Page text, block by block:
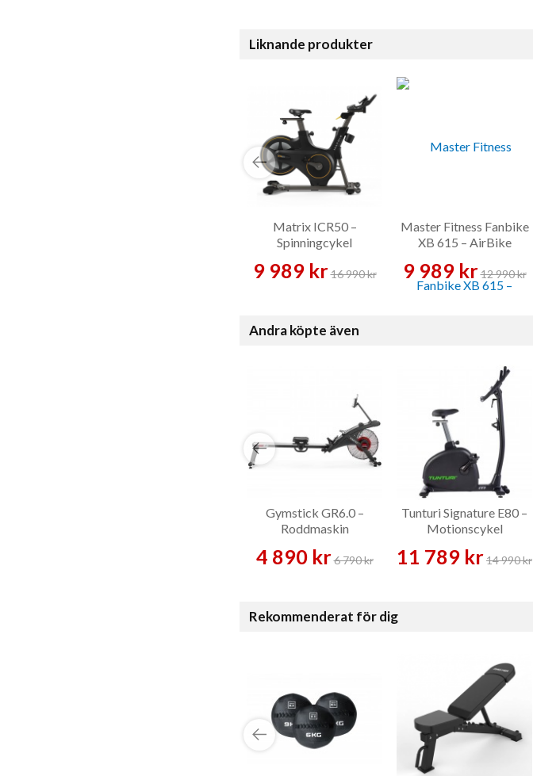
Liknande produkter
Matrix ICR50 –
Spinningcykel
9 989 kr16 990 kr
Master Fitness Fanbike
XB 615 – AirBike
9 989 kr12 990 kr
Andra köpte även
Gymstick GR6.0 –
Roddmaskin
4 890 kr6 790 kr
Tunturi Signature E80 –
Motionscykel
11 789 kr14 990 kr
Rekommenderat för dig